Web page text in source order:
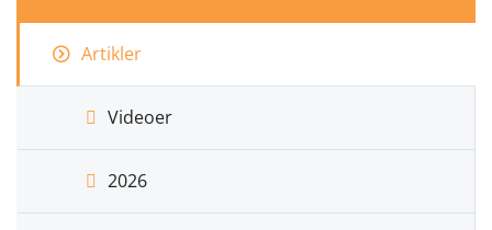
Artikler
Videoer
2026